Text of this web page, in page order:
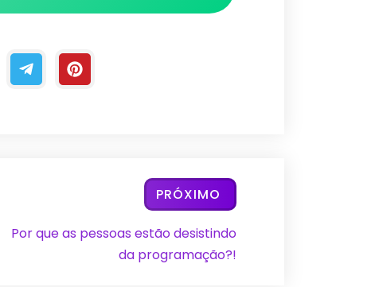
PRÓXIMO
Por que as pessoas estão desistindo
da programação?!